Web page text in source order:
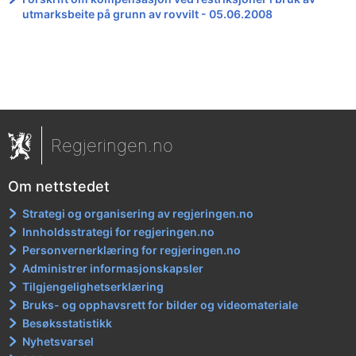
utmarksbeite på grunn av rovvilt - 05.06.2008
Regjeringen.no
Om nettstedet
Strategi og organisering av regjeringen.no
Innholdsstrategi for regjeringen.no
Personvernerklæring for regjeringen.no
Administrer informasjonskapsler
Tilgjengelighetserklæring
Bruks- og opphavsrett for bilder og videomateriale
Besøksstatistikk
Nyhetsvarsel